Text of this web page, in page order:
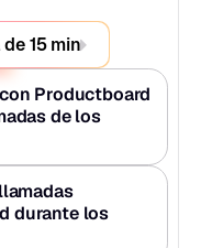
15 min
Productboard
de los
durante los